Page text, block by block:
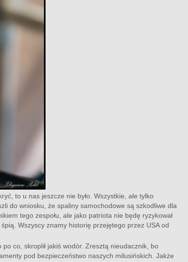
to u nas jeszcze nie było. Wszystkie, ale tylko
do wniosku, że spaliny samochodowe są szkodliwe dla
tego zespołu, ale jako patriota nie będę ryzykował
Wszyscy znamy historię przejętego przez USA od
co, skroplił jakiś wodór. Zresztą nieudacznik, bo
pod bezpieczeństwo naszych milusińskich. Jakże